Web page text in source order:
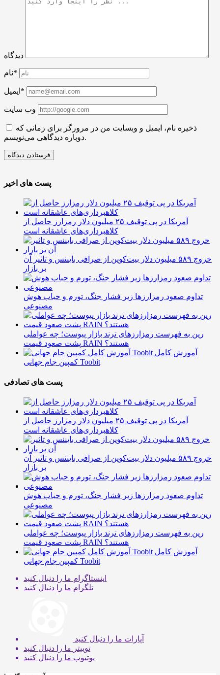
دیدگاه
نام*
ایمیل*
وب سایت
ذخیره نام، ایمیل و وبسایت من در مرورگر برای زمانی که
دوباره دیدگاهی می‌نویسم.
پست های اخیر
آمریکا در پی توقیف ۲۵ میلیون دلار رمزارز حاصل از
کلاهبرداری‌های عاشقانه است
خروج ۵۸۹ میلیون دلار بیت‌کوین از صرافی بایننس و تاثیر آن
بر بازار
تداوم صعود رمزارزها زیر فشار جنگ، تورم و حباب هوش
مصنوعی
رین به فهرست رمزارزهای ترند بازار پیوست؛ چه عواملی
پشت صعود قیمت RAIN هستند؟
آموزش کامل
کمپین جام جهانی Toobit
پست های تصادفی
آمریکا در پی توقیف ۲۵ میلیون دلار رمزارز حاصل از
کلاهبرداری‌های عاشقانه است
خروج ۵۸۹ میلیون دلار بیت‌کوین از صرافی بایننس و تاثیر آن
بر بازار
تداوم صعود رمزارزها زیر فشار جنگ، تورم و حباب هوش
مصنوعی
رین به فهرست رمزارزهای ترند بازار پیوست؛ چه عواملی
پشت صعود قیمت RAIN هستند؟
آموزش کامل
کمپین جام جهانی Toobit
اینستاگرام ما را دنبال کنید
تلگرام ما را دنبال کنید
آپارات ما را دنبال کنید
توییتر ما را دنبال کنید
یوتیوب ما را دنبال کنید